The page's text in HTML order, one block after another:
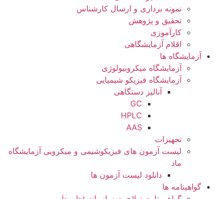
نمونه برداری و ارسال کارشناس
تحقیق و پژوهش
کارآموزی
اقلام آزمایشگاهی
آزمایشگاه ها
آزمایشگاه میکروبیولوژی
آزمایشگاه فیزیکو شیمیایی
آنالیز دستگاهی
GC
HPLC
AAS
تجهیزات
لیست آزمون های فیزیکوشیمی و میکروبی آزمایشگاه
ماد
دانلود لیست آزمون ها
گواهینامه ها